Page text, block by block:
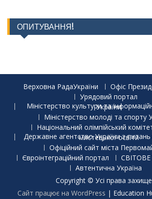
ОПИТУВАННЯ!
Верховна РадаУкраїни
Офіс
Урядовий портал
Міністерство культури та інформаційної політики України
Міністерство молоді та спорту
Національний олімпійський
Державне агентство України з питань мистецтв та мистецької освіти
Офіційний сайт міста
Євроінтеграційний портал
Автентична Україна
Copyright © Усі права
Сайт працює на WordPress | Education